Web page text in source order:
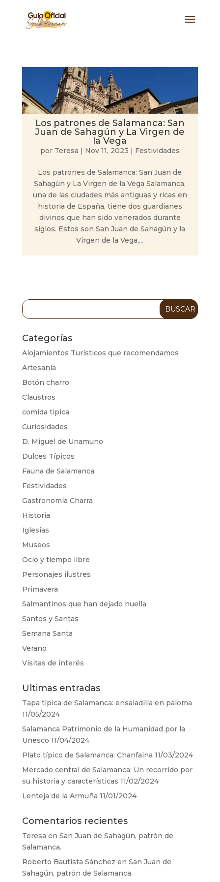
Los patrones de Salamanca: San
Juan de Sahagún y La Virgen de
la Vega
por Teresa | Nov 11, 2023 | Festividades
Los patrones de Salamanca: San Juan de
Sahagún y La Virgen de la Vega Salamanca,
una de las ciudades más antiguas y ricas en
historia de España, tiene dos guardianes
divinos que han sido venerados durante
siglos. Estos son San Juan de Sahagún y la
Virgen de la Vega,...
Categorías
Alojamientos Turísticos que recomendamos
Artesanía
Botón charro
Claustros
comida tipica
Curiosidades
D. Miguel de Unamuno
Dulces Típicos
Fauna de Salamanca
Festividades
Gastronomía Charra
Historia
Iglesias
Museos
Ocio y tiempo libre
Personajes ilustres
Primavera
Salmantinos que han dejado huella
Santos y Santas
Semana Santa
Verano
Visitas de interés
Ultimas entradas
Tapa típica de Salamanca: ensaladilla en paloma
11/05/2024
Salamanca Patrimonio de la Humanidad por la
Unesco 11/04/2024
Plato típico de Salamanca: Chanfaina 11/03/2024
Mercado central de Salamanca: Un recorrido por
su historia y características 11/02/2024
Lenteja de la Armuña 11/01/2024
Comentarios recientes
Teresa en San Juan de Sahagún, patrón de
Salamanca.
Roberto Bautista Sánchez en San Juan de
Sahagún, patrón de Salamanca.